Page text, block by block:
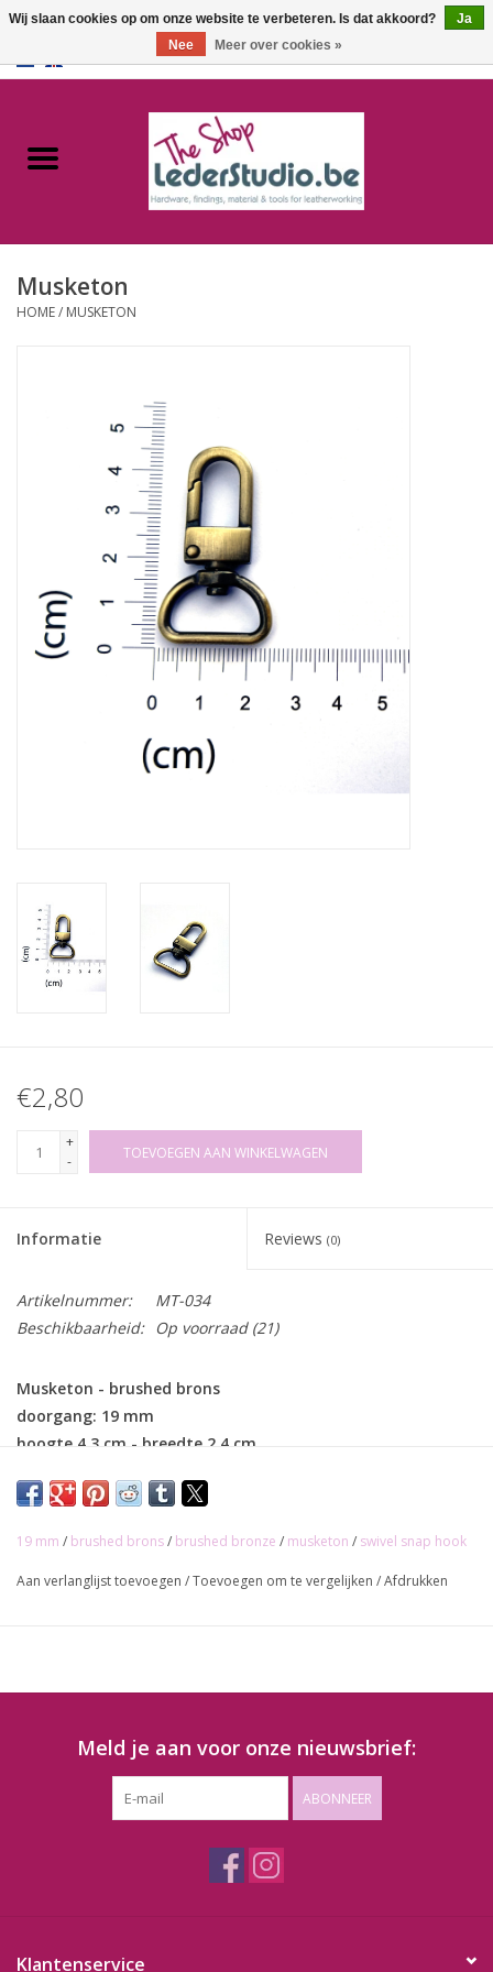
Catalogus
FAQ
Musketon
HOME/ MUSKETON
€2,80
+
-
TOEVOEGEN AAN WINKELWAGEN
Informatie Reviews (0)
Artikelnummer:
MT-034
Beschikbaarheid:
Op voorraad(21)
Musketon - brushed brons
doorgang: 19 mm
hoogte 4,3 cm - breedte 2,4 cm
19 mm / brushed brons/ brushed bronze / musketon / swivel snap hook
Aan verlanglijst toevoegen /Toevoegen om te vergelijken /Afdrukken
Meld je aan voor onze nieuwsbrief:
ABONNEER
Klantenservice
Wij slaan cookies op om onze website te verbeteren. Is dat akkoord?
Ja
Nee
Meer over cookies »